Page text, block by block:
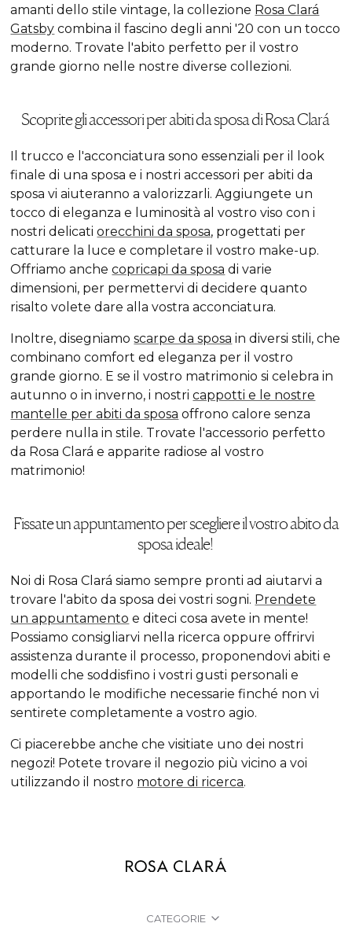
amanti dello stile vintage, la collezione Rosa Clará
Gatsby combina il fascino degli anni '20 con un tocco
moderno. Trovate l'abito perfetto per il vostro
grande giorno nelle nostre diverse collezioni.
Scoprite gli accessori per abiti da sposa di Rosa Clará
Il trucco e l'acconciatura sono essenziali per il look
finale di una sposa e i nostri accessori per abiti da
sposa vi aiuteranno a valorizzarli. Aggiungete un
tocco di eleganza e luminosità al vostro viso con i
nostri delicatiorecchini da sposa, progettati per
catturare la luce e completare il vostro make-up.
Offriamo anchecopricapi da sposa di varie
dimensioni, per permettervi di decidere quanto
risalto volete dare alla vostra acconciatura.
Inoltre, disegniamoscarpe da sposa in diversi stili, che
combinano comfort ed eleganza per il vostro
grande giorno. E se il vostro matrimonio si celebra in
autunno o in inverno, i nostricappotti e le nostre
mantelle per abiti da sposa offrono calore senza
perdere nulla in stile. Trovate l'accessorio perfetto
da Rosa Clará e apparite radiose al vostro
matrimonio!
Fissate un appuntamento per scegliere il vostro abito da
sposa ideale!
Noi di Rosa Clará siamo sempre pronti ad aiutarvi a
trovare l'abito da sposa dei vostri sogni. Prendete
un appuntamento e diteci cosa avete in mente!
Possiamo consigliarvi nella ricerca oppure offrirvi
assistenza durante il processo, proponendovi abiti e
modelli che soddisfino i vostri gusti personali e
apportando le modifiche necessarie finché non vi
sentirete completamente a vostro agio.
Ci piacerebbe anche che visitiate uno dei nostri
negozi! Potete trovare il negozio più vicino a voi
utilizzando il nostro motore di ricerca.
CATEGORIE